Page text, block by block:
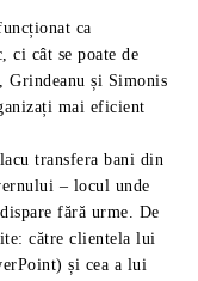
ca
ci cât se poate de
și Simonis
mai eficient
transfera bani din
– locul unde
fără urme. De
către clientela lui
și cea a lui